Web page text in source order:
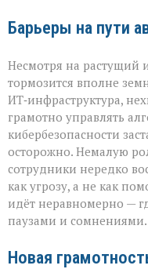
Барьеры на пути
Несмотря на растущий
тормозится вполне
ИТ‑инфраструктура,
грамотно управлять
кибербезопасности
осторожно. Немалую
сотрудники нередко
как угрозу, а не как
идёт неравномерно —
паузами и сомнениями.
Новая